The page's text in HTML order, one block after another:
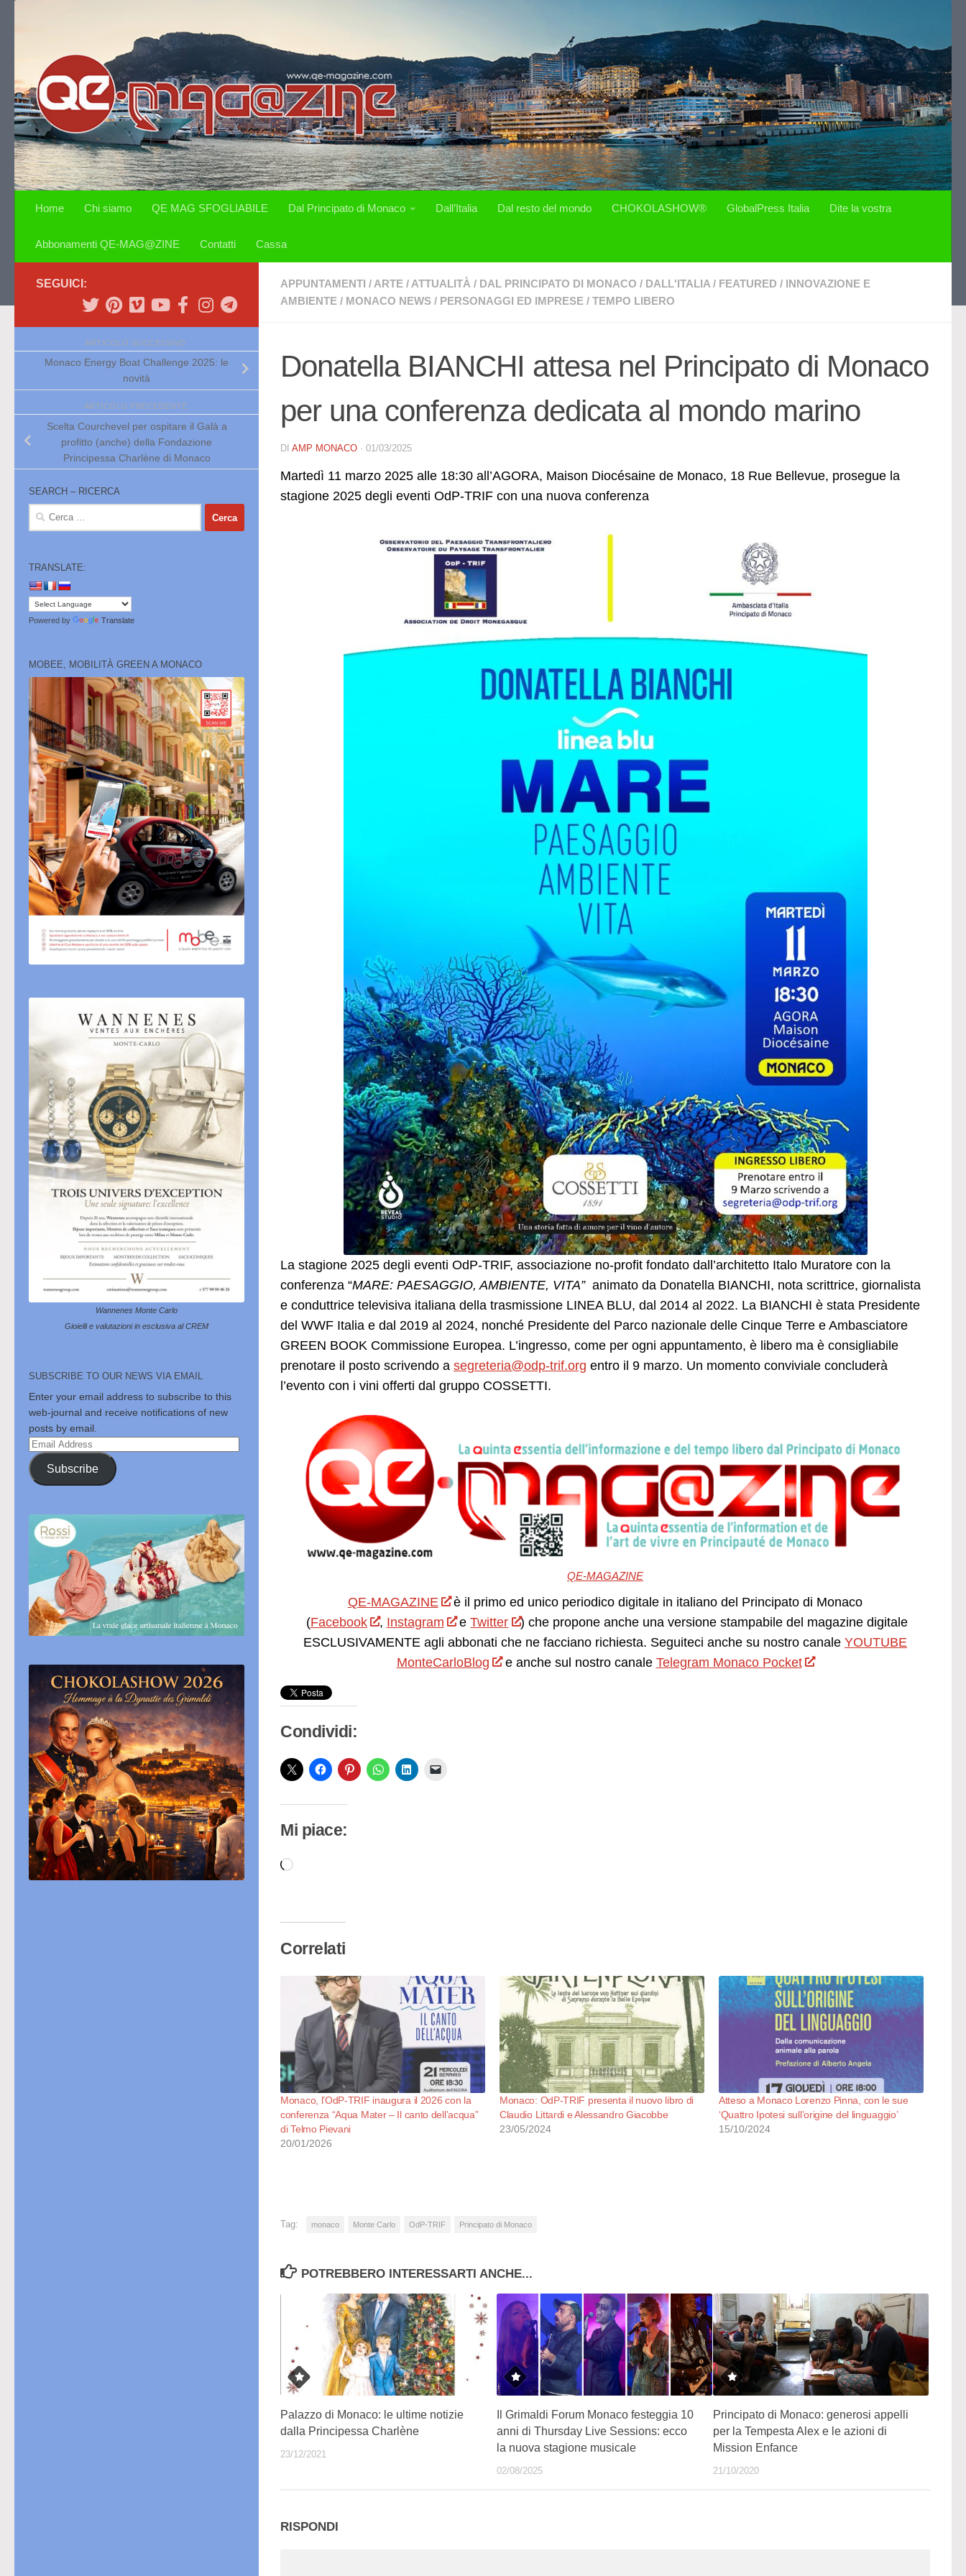
Home Chi siamo QE MAG SFOGLIABILE Dal Principato di Monaco Dall’Italia Dal resto del mondo CHOKOLASHOW® GlobalPress Italia Dite la vostra
Abbonamenti QE-MAG@ZINE Contatti Cassa
APPUNTAMENTI / ARTE / ATTUALITÀ / DAL PRINCIPATO DI MONACO / DALL'ITALIA / FEATURED / INNOVAZIONE E
AMBIENTE / MONACO NEWS / PERSONAGGI ED IMPRESE / TEMPO LIBERO
Donatella BIANCHI attesa nel Principato di Monaco
per una conferenza dedicata al mondo marino
DI AMP MONACO · 01/03/2025
​Martedì 11 marzo 2025 alle 18:30 all’AGORA, Maison Diocésaine de Monaco, 18 Rue Bellevue, prosegue la
stagione 2025 degli eventi OdP-TRIF con una nuova conferenza
La stagione 2025 degli eventi OdP-TRIF, associazione no-profit fondato dall’architetto Italo Muratore con la
conferenza “MARE: PAESAGGIO, AMBIENTE, VITA”animato da Donatella BIANCHI, nota scrittrice, giornalista
e conduttrice televisiva italiana della trasmissione LINEA BLU, dal 2014 al 2022. La BIANCHI è stata Presidente
del WWF Italia e dal 2019 al 2024, nonché Presidente del Parco nazionale delle Cinque Terre e Ambasciatore
GREEN BOOK Commissione Europea. L’ingresso, come per ogni appuntamento, è libero ma è consigliabile
prenotare il posto scrivendo a segreteria@odp-trif.org entro il 9 marzo. Un momento conviviale concluderà
l’evento con i vini offerti dal gruppo COSSETTI.
QE-MAGAZINE
QE-MAGAZINE
è il primo ed unico periodico digitale in italiano del Principato di Monaco
(Facebook , Instagram eTwitter
) che propone anche una versione stampabile del magazine digitale
ESCLUSIVAMENTE agli abbonati che ne facciano richiesta. Seguiteci anche su nostro canale YOUTUBE
MonteCarloBlog
e anche sul nostro canale Telegram Monaco Pocket
Condividi:
Mi piace:
Caricamento
Correlati
Monaco, l’OdP-TRIF inaugura il 2026 con la
conferenza “Aqua Mater – Il canto dell’acqua”
di Telmo Pievani
20/01/2026
Monaco: OdP-TRIF presenta il nuovo libro di
Claudio Littardi e Alessandro Giacobbe
23/05/2024
Atteso a Monaco Lorenzo Pinna, con le sue
‘Quattro Ipotesi sull’origine del linguaggio’
15/10/2024
Tag: monaco Monte Carlo OdP-TRIF Principato di Monaco
POTREBBERO INTERESSARTI ANCHE...
Palazzo di Monaco: le ultime notizie
dalla Principessa Charlène
23/12/2021
Il Grimaldi Forum Monaco festeggia 10
anni di Thursday Live Sessions: ecco
la nuova stagione musicale
02/08/2025
Principato di Monaco: generosi appelli
per la Tempesta Alex e le azioni di
Mission Enfance
21/10/2020
RISPONDI
SEGUICI:
ARTICOLO SUCCESSIVO
Monaco Energy Boat Challenge 2025: le
novità
ARTICOLO PRECEDENTE
Scelta Courchevel per ospitare il Galà a
profitto (anche) della Fondazione
Principessa Charlène di Monaco
SEARCH – RICERCA
Ricerca
TRANSLATE:
Powered by Translate
MOBEE, MOBILITÀ GREEN A MONACO
Wannenes Monte Carlo
Gioielli e valutazioni in esclusiva al CREM
SUBSCRIBE TO OUR NEWS VIA EMAIL
Enter your email address to subscribe to this
web-journal and receive notifications of new
posts by email.
Email
Address
Subscribe